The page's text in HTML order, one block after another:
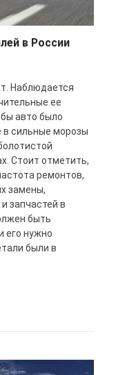
в России
Наблюдается
ее
авто было
сильные морозы
Стоит отметить,
ремонтов,
замены,
запчастей в
быть
его нужно
были в